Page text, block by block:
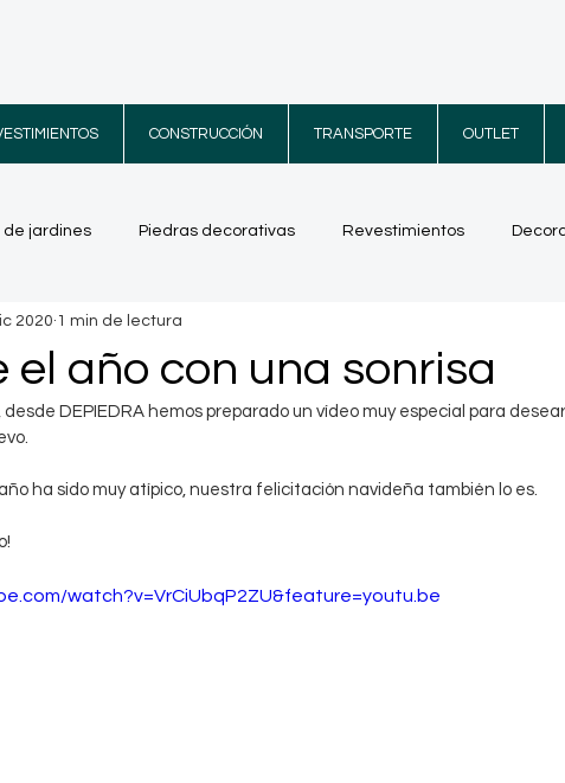
CONSTRUCCIÓN TRANSPORTE OUTLET
de jardines Piedras decorativas Revestimientos
increíbles
el año con una sonrisa
2020 1 min de lectura
desde DEPIEDRA hemos preparado un vídeo muy especial para
ha sido muy atípico, nuestra felicitación navideña también lo es.
watch?v=VrCiUbqP2ZU&feature=youtu.be